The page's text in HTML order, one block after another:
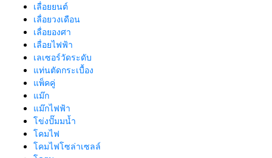
เลื่อยยนต์
เลื่อยวงเดือน
เลื่อยองศา
เลื่อยไฟฟ้า
เลเซอร์วัดระดับ
แท่นตัดกระเบื้อง
แพ็คคู่
แม๊ก
แม๊กไฟฟ้า
โข่งปั๊มมน้ำ
โคมไฟ
โคมไฟโซล่าเซลล์